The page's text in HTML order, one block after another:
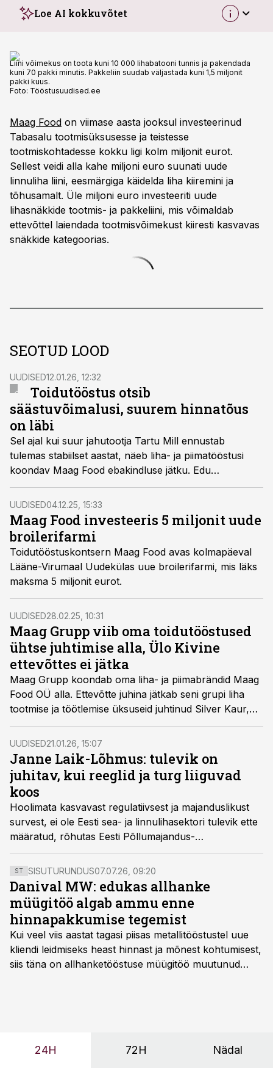
Loe AI kokkuvõtet
Liini võimekus on toota kuni 10 000 lihabatooni tunnis ja pakendada
kuni 70 pakki minutis. Pakkeliin suudab väljastada kuni 1,5 miljonit
pakki kuus.
Foto: Tööstusuudised.ee
Maag Food on viimase aasta jooksul investeerinud
Tabasalu tootmisüksusesse ja teistesse
tootmiskohtadesse kokku ligi kolm miljonit eurot.
Sellest veidi alla kahe miljoni euro suunati uude
linnuliha liini, eesmärgiga käidelda liha kiiremini ja
tõhusamalt. Üle miljoni euro investeeriti uude
lihasnäkkide tootmis- ja pakkeliini, mis võimaldab
ettevõttel laiendada tootmisvõimekust kiiresti kasvavas
snäkkide kategoorias.
SEOTUD LOOD
UUDISED12.01.26, 12:32
Toidutööstus otsib
säästuvõimalusi, suurem hinnatõus
on läbi
Sel ajal kui suur jahutootja Tartu Mill ennustab
tulemas stabiilset aastat, näeb liha- ja piimatööstusi
koondav Maag Food ebakindluse jätku. Edu
prognoosivad mõlemad neile, kes muutuvad
efektiivsemaks.
UUDISED04.12.25, 15:33
Maag Food investeeris 5 miljonit uude
broilerifarmi
Toidutööstuskontsern Maag Food avas kolmapäeval
Lääne-Virumaal Uudekülas uue broilerifarmi, mis läks
maksma 5 miljonit eurot.
UUDISED28.02.25, 10:31
Maag Grupp viib oma toidutööstused
ühtse juhtimise alla, Ülo Kivine
ettevõttes ei jätka
Maag Grupp koondab oma liha- ja piimabrändid Maag
Food OÜ alla. Ettevõtte juhina jätkab seni grupi liha
tootmise ja töötlemise üksuseid juhtinud Silver Kaur,
piimatööstust Nordic Milk juhtinud Ülo Kvine
kontsernis ei jätka.
UUDISED21.01.26, 15:07
Janne Laik-Lõhmus: tulevik on
juhitav, kui reeglid ja turg liiguvad
koos
Hoolimata kasvavast regulatiivsest ja majanduslikust
survest, ei ole Eesti sea- ja linnulihasektori tulevik ette
määratud, rõhutas Eesti Põllumajandus-
Kaubanduskoja Lihafoorumil esinenud Maag Foodi
tootearendus- ja turundusdirektor Janne Laik-
Lõhmus. Edu võti peitub väärtusahelaüleses koostöös,
riskide teadlikus juhtimises ja prognoositavas
poliitikakeskkonnas.
ST SISUTURUNDUS07.07.26, 09:20
Danival MW: edukas allhanke
müügitöö algab ammu enne
hinnapakkumise tegemist
Kui veel viis aastat tagasi piisas metallitööstustel uue
kliendi leidmiseks heast hinnast ja mõnest kohtumisest,
siis täna on allhanketööstuse müügitöö muutunud
24H 72H Nädal